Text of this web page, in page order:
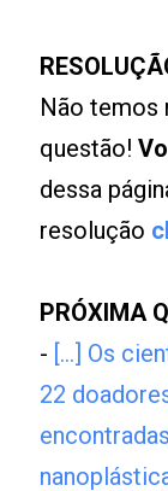
Não temos
questão!
dessa
resolução
PRÓXIMA
- [...] Os
22